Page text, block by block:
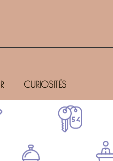
CURIOSITÉS